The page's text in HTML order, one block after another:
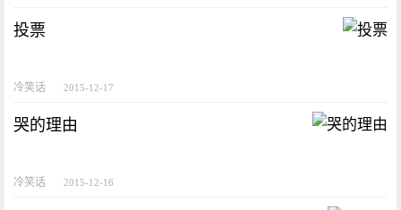
投票
冷笑话 2015-12-17
哭的理由
冷笑话 2015-12-16